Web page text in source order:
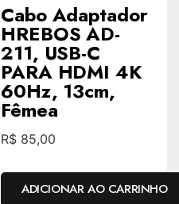
Cabo Adaptador
HREBOS AD-
211, USB-C
PARA HDMI 4K
60Hz, 13cm,
Fêmea
R$ 85,00
ADICIONAR AO CARRINHO